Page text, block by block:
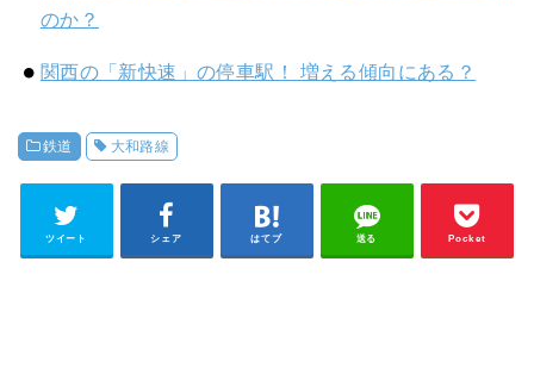
のか？
関西の「新快速」の停車駅！ 増える傾向にある？
鉄道 大和路線
ツイート シェア はてブ 送る Pocket